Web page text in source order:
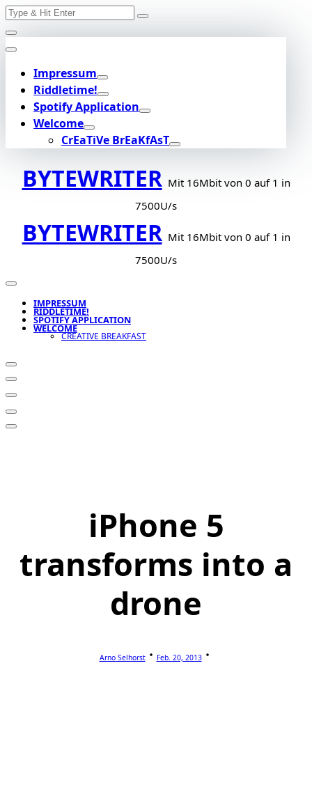
Skip
to
content
Search
Impressum
Riddletime!
Spotify Application
Welcome
CrEaTiVe BrEaKfAsT
BYTEWRITER Mit 16Mbit von 0 auf 1 in
7500U/s
BYTEWRITER Mit 16Mbit von 0 auf 1 in
7500U/s
IMPRESSUM
RIDDLETIME!
SPOTIFY APPLICATION
WELCOME
CREATIVE BREAKFAST
iPhone 5
transforms into a
drone
Arno Selhorst Feb. 20, 2013